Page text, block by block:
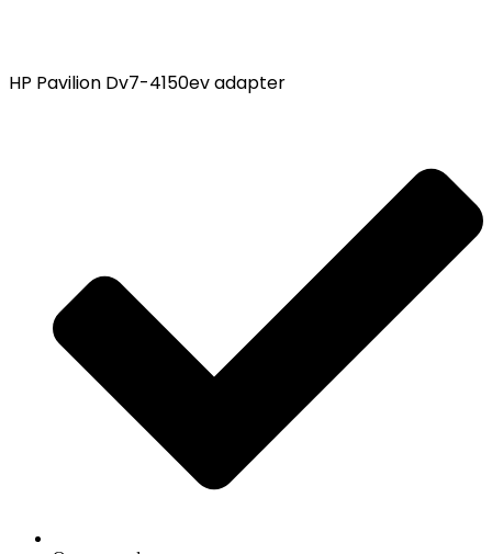
HP Pavilion Dv7-4150ev adapter